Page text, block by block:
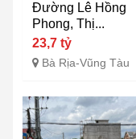
Đường Lê Hồng
Phong, Thị...
23,7 tỷ
Bà Rịa-Vũng Tàu